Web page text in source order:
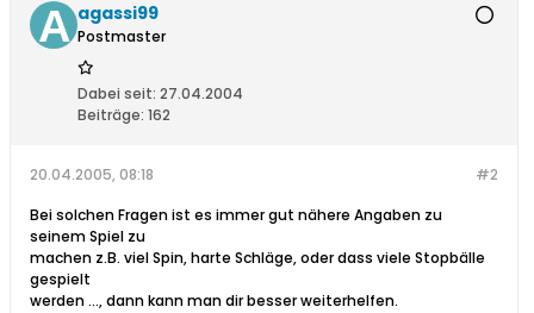
agassi99
Postmaster
Dabei seit: 27.04.2004
Beiträge: 162
#2
20.04.2005, 08:18
Bei solchen Fragen ist es immer gut nähere Angaben zu
seinem Spiel zu
machen z.B. viel Spin, harte Schläge, oder dass viele Stopbälle
gespielt
werden ..., dann kann man dir besser weiterhelfen.